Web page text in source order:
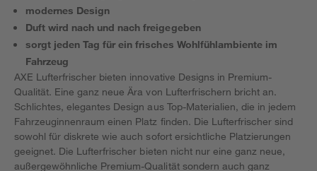
modernes Design
Duft wird nach und nach freigegeben
sorgt jeden Tag für ein frisches Wohlfühlambiente im
Fahrzeug
AXE Lufterfrischer bieten innovative Designs in Premium-
Qualität. Eine ganz neue Ära von Lufterfrischern bricht an.
Schlichtes, elegantes Design aus Top-Materialien, die in jedem
Fahrzeuginnenraum einen Platz finden. Die Lufterfrischer sind
sowohl für diskrete wie auch sofort ersichtliche Platzierungen
geeignet. Die Lufterfrischer bieten nicht nur eine ganz neue,
außergewöhnliche Premium-Qualität sondern auch ganz